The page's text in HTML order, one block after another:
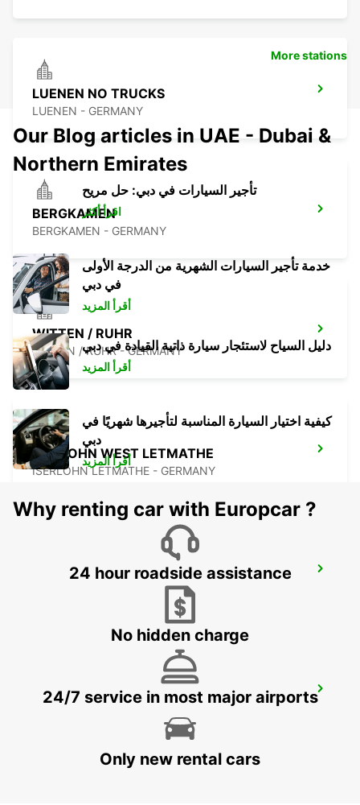
LUENEN NO TRUCKS
LUENEN - GERMANY
BERGKAMEN
BERGKAMEN - GERMANY
WITTEN / RUHR
WITTEN / RUHR - GERMANY
ISERLOHN WEST LETMATHE
ISERLOHN LETMATHE - GERMANY
HAGEN
HERNE NO TRUCKS
More stations
Our Blog articles in UAE - Dubai &
Northern Emirates
تأجير السيارات في دبي: حل مريح
اقرأ أكثر
خدمة تأجير السيارات الشهرية من الدرجة الأولى
في دبي
أقرأ المزيد
دليل السياح لاستئجار سيارة ذاتية القيادة في دبي
أقرأ المزيد
كيفية اختيار السيارة المناسبة لتأجيرها شهريًا في
دبي
أقرأ المزيد
Why renting car with Europcar ?
24 hour roadside assistance
No hidden charge
24/7 service in most major airports
Only new rental cars